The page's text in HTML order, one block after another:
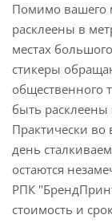
Помимо вашего
расклеены в
местах
стикеры
общественного
быть расклеены
Практически
день
остаются
РПК
стоимость и